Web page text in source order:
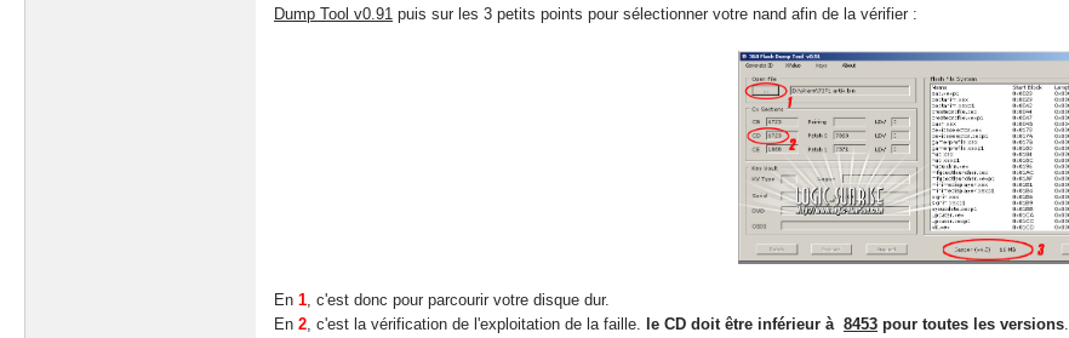
Dump Tool v0.91 puis sur les 3 petits points pour sélectionner votre nand afin de la vérifier :
En 1, c'est donc pour parcourir votre disque dur.
En 2, c'est la vérification de l'exploitation de la faille. le CD doit être inférieur à 8453 pour toutes les versions.